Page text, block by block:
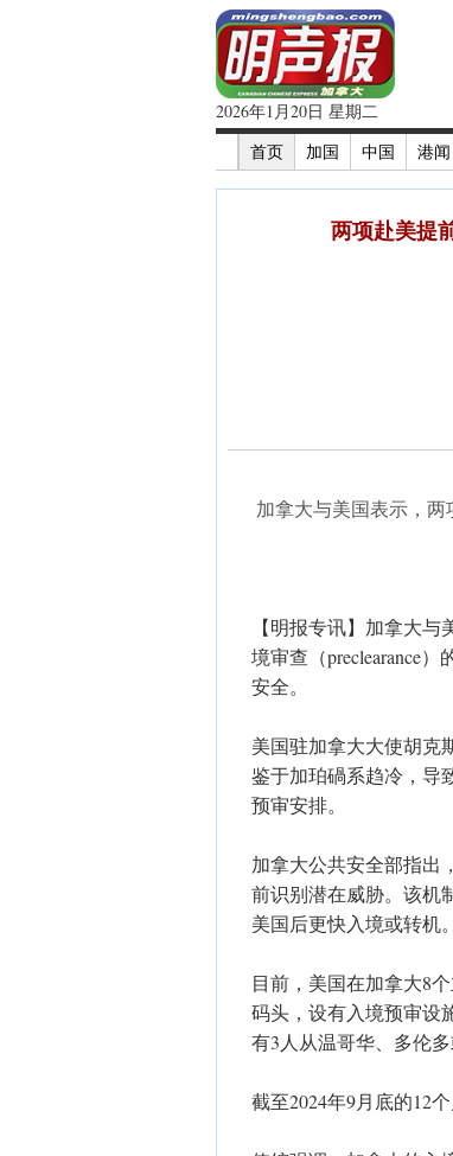
2026年1月20日 星期二
首页
加国 中国 港闻
两项赴美提
加拿大与美国表示，
【明报专讯】加拿大
境审查（preclearance
安全。
美国驻加拿大大使胡克
鉴于加珀碢系趋冷，导
预审安排。
加拿大公共安全部指出
前识别潜在威胁。该机
美国后更快入境或转机。
目前，美国在加拿大8
码头，设有入境预审设
有3人从温哥华、多伦多
截至2024年9月底的12